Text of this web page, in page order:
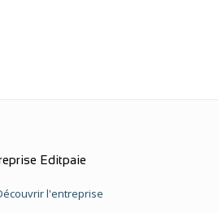
Editpaie
l'entreprise